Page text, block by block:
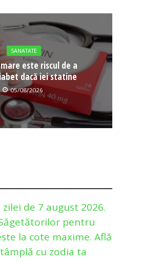
SANATATE
este riscul de a
dacă iei statine
05/08/2026
de 7 august 2026.
pentru
la cote maxime. Află
cu zodia ta